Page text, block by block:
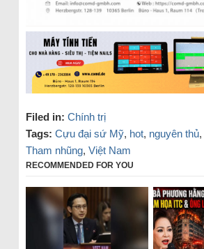
Filed in: Chính trị
Tags: Cựu đại sứ Mỹ, hot, nguyên thủ,
Tham nhũng, Việt Nam
RECOMMENDED FOR YOU